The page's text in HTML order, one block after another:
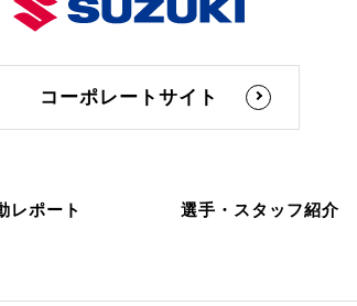
コーポレートサイト
レポート 選手・スタッフ紹介